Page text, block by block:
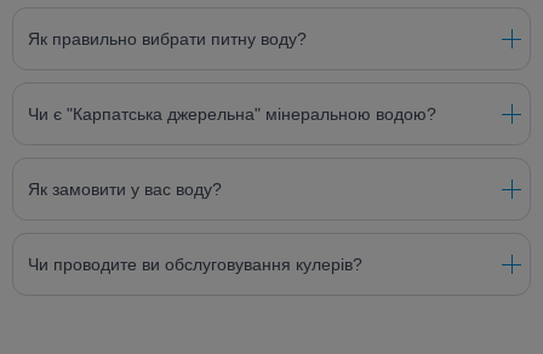
Як правильно вибрати питну воду?
Чи є "Карпатська джерельна" мінеральною водою?
Як замовити у вас воду?
Чи проводите ви обслуговування кулерів?